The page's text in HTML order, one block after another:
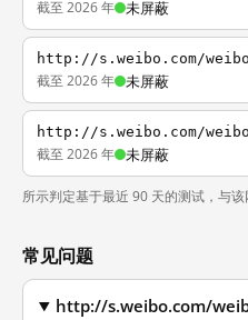
截至 2026 年 未屏蔽
http://s.weibo.com/
截至 2026 年 未屏蔽
http://s.weibo.com/
截至 2026 年 未屏蔽
所示判定基于最近 90 天的测试，与该
常见问题
http://s.weibo.com/